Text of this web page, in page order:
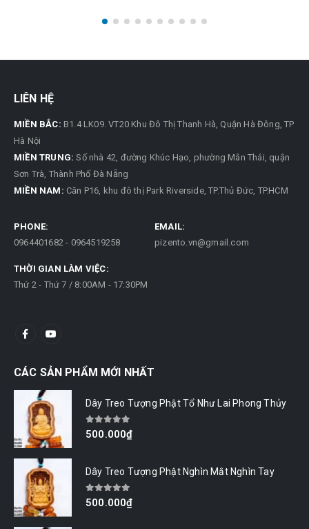
LIÊN HỆ
MIỀN BẮC: B1.4 LK09. VT20 Khu Đô Thị Thanh Hà, Quận Hà Đông, TP
Hà Nội
MIỀN TRUNG: Số nhà 42, đường Khúc Hạo, phường Mân Thái, quận
Sơn Trà, Thành Phố Đà Nẵng
MIỀN NAM: Căn P16, khu đô thị Park Riverside, TP.Thủ Đức, TP.HCM
PHONE:
0964401682 - 0964519258
EMAIL:
pizento.vn@gmail.com
THỜI GIAN LÀM VIỆC:
Thứ 2 - Thứ 7 / 8:00AM - 17:30PM
CÁC SẢN PHẨM MỚI NHẤT
Dây Treo Tượng Phật Tổ Như Lai Phong Thủy
0out of 5
500.000₫
Dây Treo Tượng Phật Nghìn Mắt Nghìn Tay
0out of 5
500.000₫